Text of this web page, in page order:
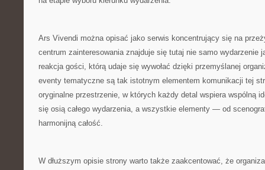
Ars Vivendi można opisać jako serwis koncentrujący się na
centrum zainteresowania znajduje się tutaj nie samo wydarzenie
reakcja gości, którą udaje się wywołać dzięki przemyślanej
eventy tematyczne są tak istotnym elementem komunikacji tej
oryginalne przestrzenie, w których każdy detal wspiera wspólną
się osią całego wydarzenia, a wszystkie elementy — od
harmonijną całość.
W dłuższym opisie strony warto także zaakcentować, że